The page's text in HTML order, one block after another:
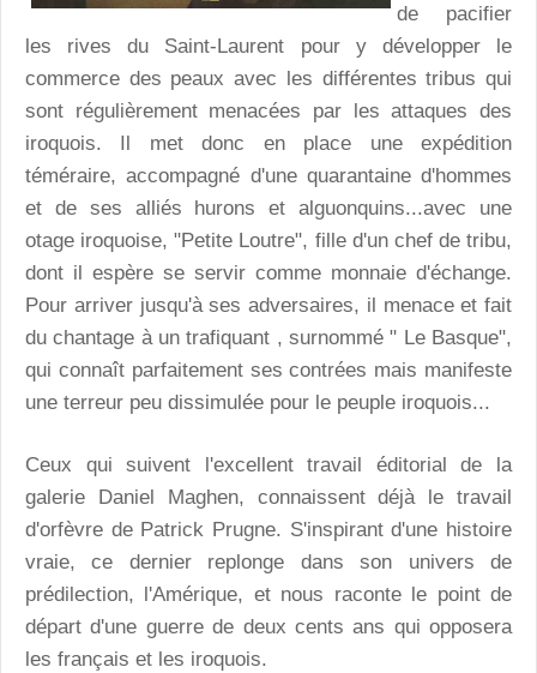
de pacifier
les rives du Saint-Laurent pour y développer le
commerce des peaux avec les différentes tribus qui
sont régulièrement menacées par les attaques des
iroquois. Il met donc en place une expédition
téméraire, accompagné d'une quarantaine d'hommes
et de ses alliés hurons et alguonquins...avec une
otage iroquoise, "Petite Loutre", fille d'un chef de tribu,
dont il espère se servir comme monnaie d'échange.
Pour arriver jusqu'à ses adversaires, il menace et fait
du chantage à un trafiquant , surnommé " Le Basque",
qui connaît parfaitement ses contrées mais manifeste
une terreur peu dissimulée pour le peuple iroquois...
Ceux qui suivent l'excellent travail éditorial de la
galerie Daniel Maghen, connaissent déjà le travail
d'orfèvre de Patrick Prugne. S'inspirant d'une histoire
vraie, ce dernier replonge dans son univers de
prédilection, l'Amérique, et nous raconte le point de
départ d'une guerre de deux cents ans qui opposera
les français et les iroquois.